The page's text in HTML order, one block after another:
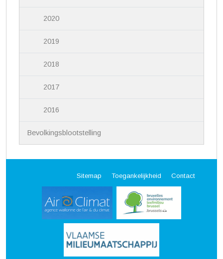
2020
2019
2018
2017
2016
Bevolkingsblootstelling
Sitemap Toegankelijkheid Contact